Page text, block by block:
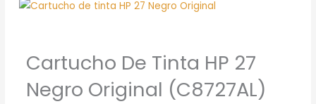
Cartucho De Tinta HP 27
Negro Original (C8727AL)